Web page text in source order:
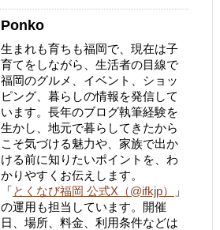
Ponko
生まれも育ちも福岡で、現在は子
育てをしながら、生活者の目線で
福岡のグルメ、イベント、ショッ
ピング、暮らしの情報を発信して
います。長年のブログ執筆経験を
生かし、地元で暮らしてきたから
こそ気づける魅力や、家族で出か
ける前に知りたいポイントを、わ
かりやすくお伝えします。
「とくなび福岡 公式X（@ifkjp）
」
の運用も担当しています。開催
日、場所、料金、利用条件などは